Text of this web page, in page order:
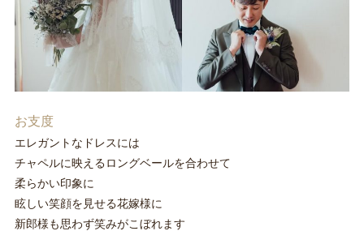
お支度
エレガントなドレスには
チャペルに映えるロングベールを合わせて
柔らかい印象に
眩しい笑顔を見せる花嫁様に
新郎様も思わず笑みがこぼれます